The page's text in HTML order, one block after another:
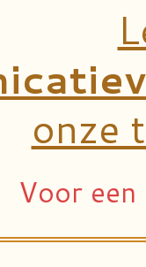
onze
Voor